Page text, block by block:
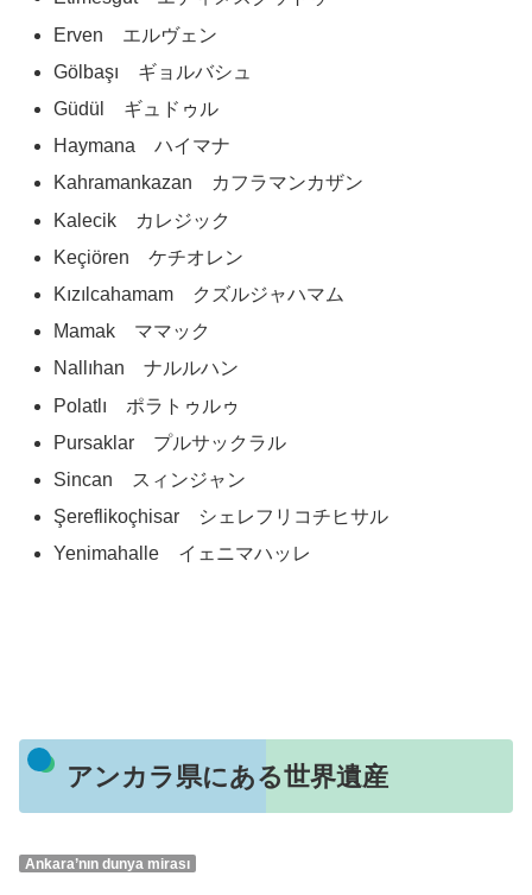
Erven エルヴェン
Gölbaşı ギョルバシュ
Güdül ギュドゥル
Haymana ハイマナ
Kahramankazan カフラマンカザン
Kalecik カレジック
Keçiören ケチオレン
Kızılcahamam クズルジャハマム
Mamak ママック
Nallıhan ナルルハン
Polatlı ポラトゥルゥ
Pursaklar プルサックラル
Sincan スィンジャン
Şereflikoçhisar シェレフリコチヒサル
Yenimahalle イェニマハッレ
アンカラ県にある世界遺産
Ankara’nın dunya mirası